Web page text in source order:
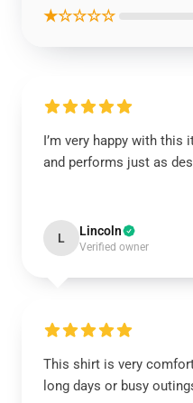
★☆☆☆☆
I’m very happy with this
and performs just as
L Lincoln
Verified owner
This shirt is very
long days or busy